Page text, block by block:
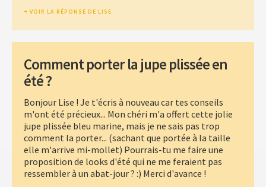
VOIR LA RÉPONSE DE LISE
Comment porter la jupe plissée en
été ?
Bonjour Lise ! Je t'écris à nouveau car tes conseils
m'ont été précieux... Mon chéri m'a offert cette jolie
jupe plissée bleu marine, mais je ne sais pas trop
comment la porter... (sachant que portée à la taille
elle m'arrive mi-mollet) Pourrais-tu me faire une
proposition de looks d'été qui ne me feraient pas
ressembler à un abat-jour ? :) Merci d'avance !